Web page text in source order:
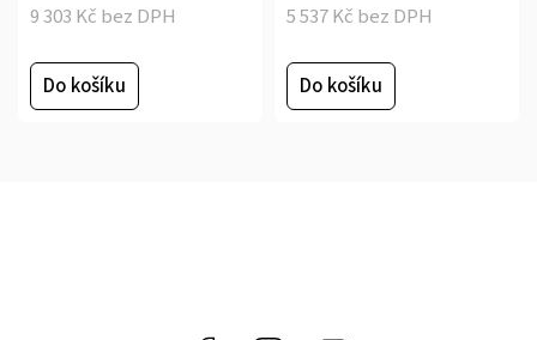
9 303 Kč bez DPH
Do košíku
5 537 Kč bez DPH
Do košíku